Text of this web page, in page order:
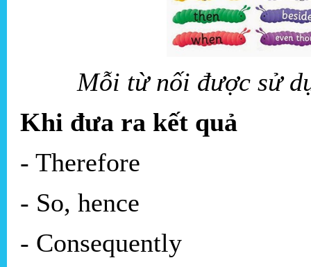
Mỗi từ nối được sử
Khi đưa ra kết quả
- Therefore
- So, hence
- Consequently